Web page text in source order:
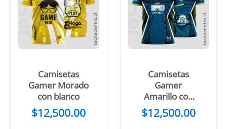
Camisetas
Gamer Morado
con blanco
$12,500.00
Camisetas
Gamer
Amarillo con
negro
$12,500.00